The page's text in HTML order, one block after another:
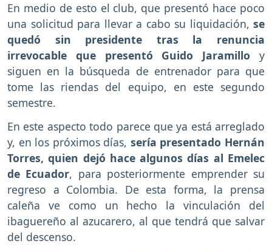
En medio de esto el club, que presentó hace poco
una solicitud para llevar a cabo su liquidación, se
quedó sin presidente tras la renuncia
irrevocable que presentó Guido Jaramillo y
siguen en la búsqueda de entrenador para que
tome las riendas del equipo, en este segundo
semestre.
En este aspecto todo parece que ya está arreglado
y, en los próximos días, sería presentado Hernán
Torres, quien dejó hace algunos días al Emelec
de Ecuador, para posteriormente emprender su
regreso a Colombia. De esta forma, la prensa
caleña ve como un hecho la vinculación del
ibaguereño al azucarero, al que tendrá que salvar
del descenso.